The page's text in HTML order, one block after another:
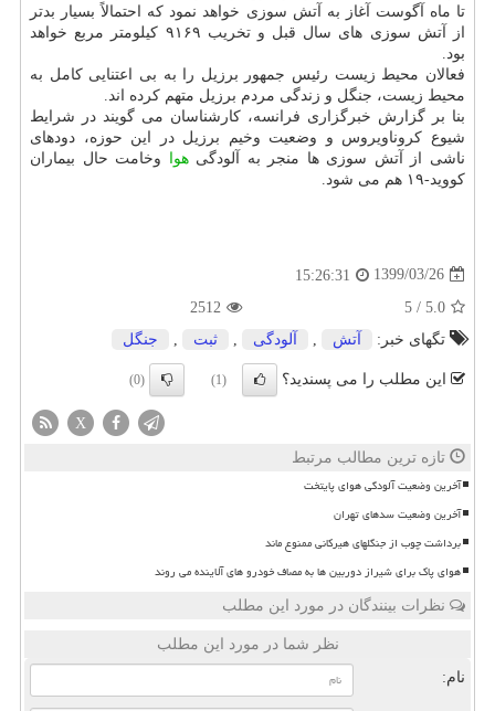
تا ماه آگوست آغاز به آتش سوزی خواهد نمود که احتمالاً بسیار بدتر
از آتش سوزی های سال قبل و تخریب ۹۱۶۹ کیلومتر مربع خواهد
بود.
فعالان محیط زیست رئیس جمهور برزیل را به بی اعتنایی کامل به
محیط زیست، جنگل و زندگی مردم برزیل متهم کرده اند.
بنا بر گزارش خبرگزاری فرانسه، کارشناسان می گویند در شرایط
شیوع کروناویروس و وضعیت وخیم برزیل در این حوزه، دودهای
ناشی از آتش سوزی ها منجر به آلودگیهوا وخامت حال بیماران
کووید-۱۹ هم می شود.
1399/03/26
15:26:31
5.0
/
5
2512
تگهای خبر:
آتش آلودگی ثبت جنگل
این مطلب را می پسندید؟ (1)
(0)
X
تازه ترین مطالب مرتبط
آخرین وضعیت آلودگی هوای پایتخت
آخرین وضعیت سدهای تهران
برداشت چوب از جنگلهای هیرکانی ممنوع ماند
هوای پاک برای شیراز دوربین ها به مصاف خودرو های آلاینده می روند
نظرات بینندگان در مورد این مطلب
نظر شما در مورد این مطلب
نام: